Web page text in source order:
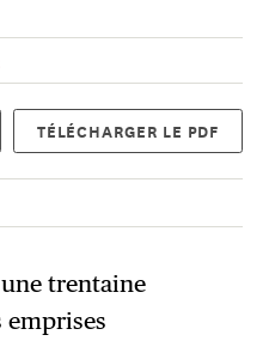
TÉLÉCHARGER LE PDF
trentaine
emprises